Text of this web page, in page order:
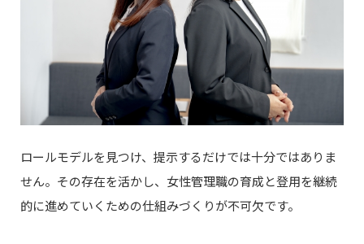
ロールモデルを見つけ、提示するだけでは十分ではありま
せん。その存在を活かし、女性管理職の育成と登用を継続
的に進めていくための仕組みづくりが不可欠です。